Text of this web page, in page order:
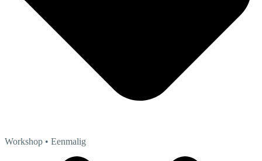
Workshop • Eenmalig